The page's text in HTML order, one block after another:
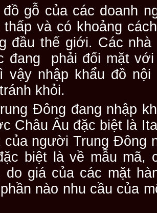
đồ gỗ của các doanh
thấp và có khoảng
đầu thế giới. Các
đang phải đối mặt
vậy nhập khẩu đồ
khỏi.
Đông đang nhập
Châu Âu đặc biệt là
của người Trung Đông
biệt là về mẫu
do giá của các mặt
nào nhu cầu của